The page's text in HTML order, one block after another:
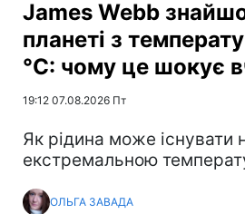
James Webb
планеті з
°C: чому це шокує
19:12 07.08.2026 Пт
Як рідина може існувати
екстремальною
ОЛЬГА ЗАВАДА